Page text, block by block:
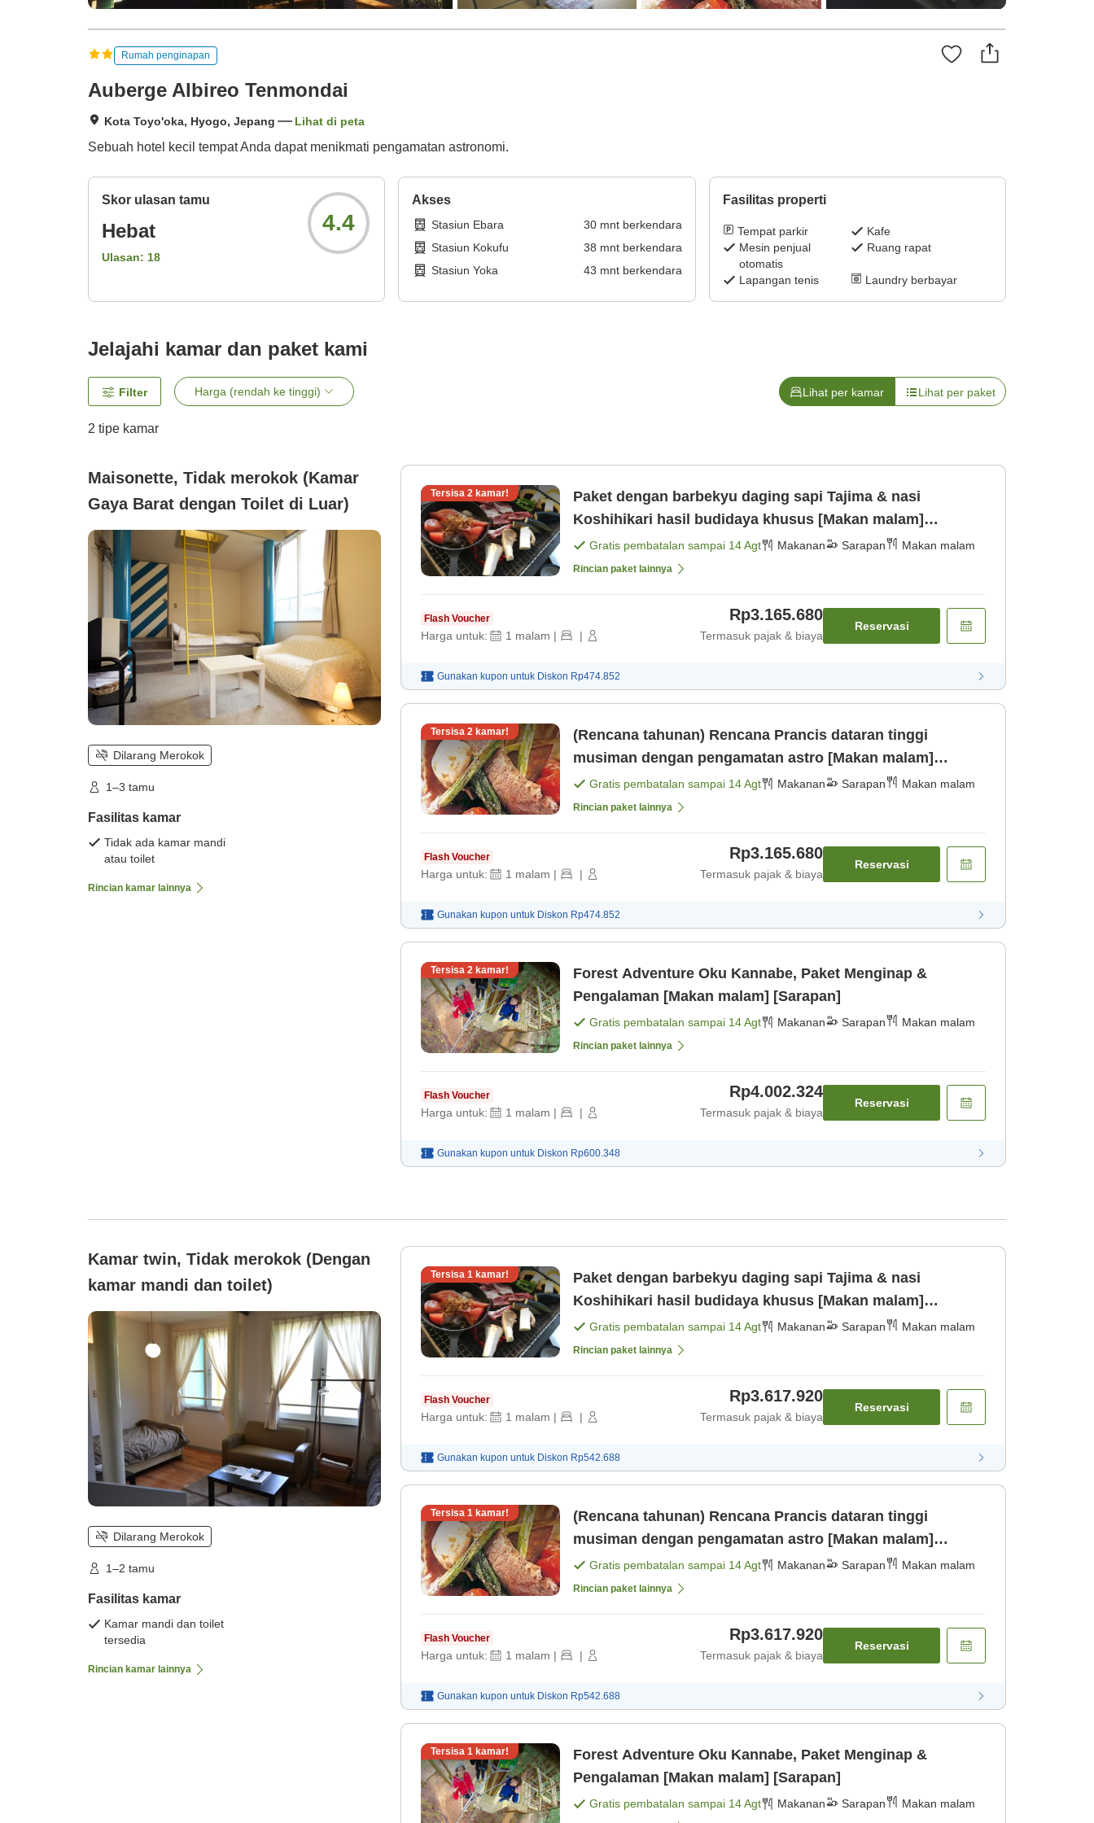
Rumah penginapan
Auberge Albireo Tenmondai
Kota Toyo'oka, Hyogo, Jepang Lihat di peta
Sebuah hotel kecil tempat Anda dapat menikmati pengamatan astronomi.
Skor ulasan tamu
Hebat
Ulasan: 18
4.4
Akses
Stasiun Ebara 30mnt berkendara
Stasiun Kokufu
38 mnt berkendara
Stasiun Yoka
43 mnt berkendara
Fasilitas properti
Tempat parkir
Kafe
Mesin penjual
otomatis
Ruang rapat
Lapangan tenis Laundry berbayar
Jelajahi kamar dan paket kami
Filter Harga (rendah ke tinggi) Lihat per kamar Lihat per paket
2 tipe kamar
Maisonette, Tidak merokok (Kamar
Gaya Barat dengan Toilet di Luar)
Dilarang Merokok
1–3 tamu
Fasilitas kamar
Tidak ada kamar mandi
atau toilet
Rincian kamar lainnya
Tersisa 2 kamar!
Paket dengan barbekyu daging sapi Tajima & nasi
Koshihikari hasil budidaya khusus [Makan malam]
[Sarapan]
Gratis pembatalan sampai 14 Agt Makanan Sarapan Makan malam
Rincian paket lainnya
Flash Voucher
Harga untuk: 1 malam | |
Rp3.165.680
Termasuk pajak & biaya
Reservasi
Gunakan kupon untuk Diskon Rp474.852
Tersisa 2 kamar!
(Rencana tahunan) Rencana Prancis dataran tinggi
musiman dengan pengamatan astro [Makan malam]
[Sarapan]
Gratis pembatalan sampai 14 Agt Makanan Sarapan Makan malam
Rincian paket lainnya
Flash Voucher
Harga untuk: 1 malam | |
Rp3.165.680
Termasuk pajak & biaya
Reservasi
Gunakan kupon untuk Diskon Rp474.852
Tersisa 2 kamar!
Forest Adventure Oku Kannabe, Paket Menginap &
Pengalaman [Makan malam] [Sarapan]
Gratis pembatalan sampai 14 Agt Makanan Sarapan Makan malam
Rincian paket lainnya
Flash Voucher
Harga untuk: 1 malam | |
Rp4.002.324
Termasuk pajak & biaya
Reservasi
Gunakan kupon untuk Diskon Rp600.348
Kamar twin, Tidak merokok (Dengan
kamar mandi dan toilet)
Dilarang Merokok
1–2 tamu
Fasilitas kamar
Kamar mandi dan toilet
tersedia
Rincian kamar lainnya
Tersisa 1 kamar!
Paket dengan barbekyu daging sapi Tajima & nasi
Koshihikari hasil budidaya khusus [Makan malam]
[Sarapan]
Gratis pembatalan sampai 14 Agt Makanan Sarapan Makan malam
Rincian paket lainnya
Flash Voucher
Harga untuk: 1 malam | |
Rp3.617.920
Termasuk pajak & biaya
Reservasi
Gunakan kupon untuk Diskon Rp542.688
Tersisa 1 kamar!
(Rencana tahunan) Rencana Prancis dataran tinggi
musiman dengan pengamatan astro [Makan malam]
[Sarapan]
Gratis pembatalan sampai 14 Agt Makanan Sarapan Makan malam
Rincian paket lainnya
Flash Voucher
Harga untuk: 1 malam | |
Rp3.617.920
Termasuk pajak & biaya
Reservasi
Gunakan kupon untuk Diskon Rp542.688
Tersisa 1 kamar!
Forest Adventure Oku Kannabe, Paket Menginap &
Pengalaman [Makan malam] [Sarapan]
Gratis pembatalan sampai 14 Agt Makanan Sarapan Makan malam